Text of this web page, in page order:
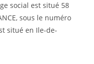
social est situé 58
sous le numéro
situé en Ile-de-